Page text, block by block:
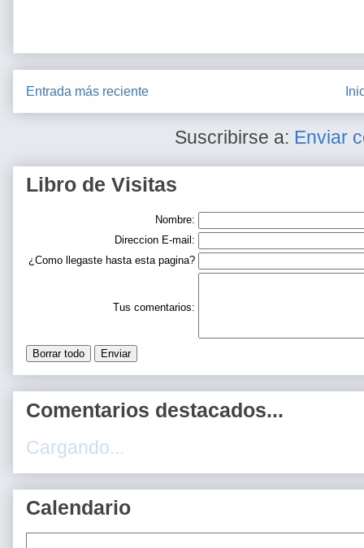
Entrada más reciente
Suscribirse a: Enviar
Libro de Visitas
Nombre:
Direccion E-mail:
¿Como llegaste hasta esta pagina?
Tus comentarios:
Comentarios destacados...
Cargando...
Calendario